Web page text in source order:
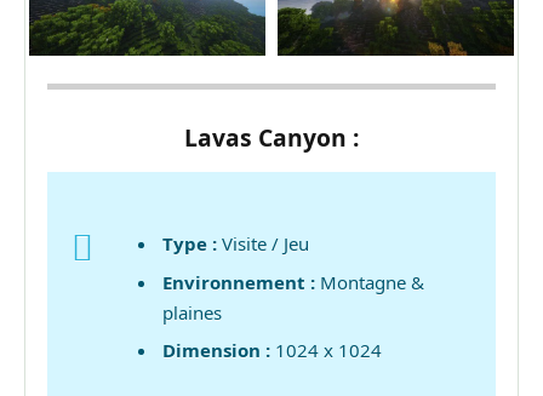
Lavas Canyon :
Type : Visite / Jeu
Environnement : Montagne &
plaines
Dimension : 1024 x 1024